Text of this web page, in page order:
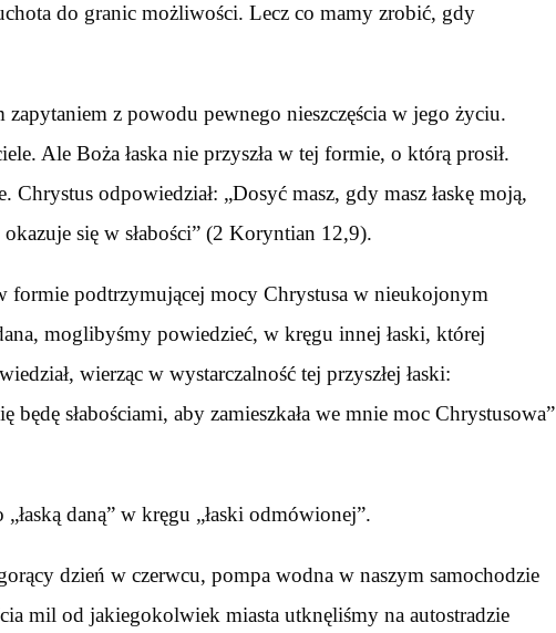
do granic możliwości. Lecz co mamy zrobić, gdy
zapytaniem z powodu pewnego nieszczęścia w jego życiu.
Ale Boża łaska nie przyszła w tej formie, o którą prosił.
Chrystus odpowiedział: „Dosyć masz, gdy masz łaskę moją,
się w słabości” (2 Koryntian 12,9).
formie podtrzymującej mocy Chrystusa w nieukojonym
moglibyśmy powiedzieć, w kręgu innej łaski, której
wierząc w wystarczalność tej przyszłej łaski:
będę słabościami, aby zamieszkała we mnie moc Chrystusowa”
„łaską daną” w kręgu „łaski odmówionej”.
dzień w czerwcu, pompa wodna w naszym samochodzie
mil od jakiegokolwiek miasta utknęliśmy na autostradzie